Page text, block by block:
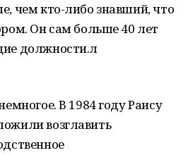
чем кто-либо знавший, что
Он сам больше 40 лет
должности.л
В 1984 году Раису
возглавить